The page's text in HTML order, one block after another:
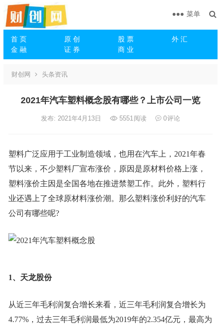
首 页 原 创 股 票
外 汇
金 融
证 券 商 业
菜单
财创网 头条资讯
2021年汽车塑料概念股有哪些？上市公司一览
发布: 2021年4月13日 5551阅读 0评论
塑料广泛应用于工业制造领域，也用在汽车上，2021年春
节以来，不少塑料厂宣布涨价，原因是原材料价格上涨，
塑料涨价主因是全国各地在推进禁塑工作。此外，塑料行
业还遇上了全球原材料涨价潮。那么塑料涨价利好的汽车
公司有哪些呢?
1、天龙股份
从近三年毛利润复合增长来看，近三年毛利润复合增长为
4.77%，过去三年毛利润最低为2019年的2.354亿元，最高为